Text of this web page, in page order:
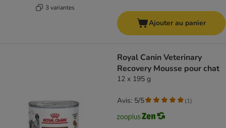
3 variantes
Ajouter au panier
Royal Canin Veterinary
Recovery Mousse pour chat
12 x 195 g
Avis: 5/5 (1)